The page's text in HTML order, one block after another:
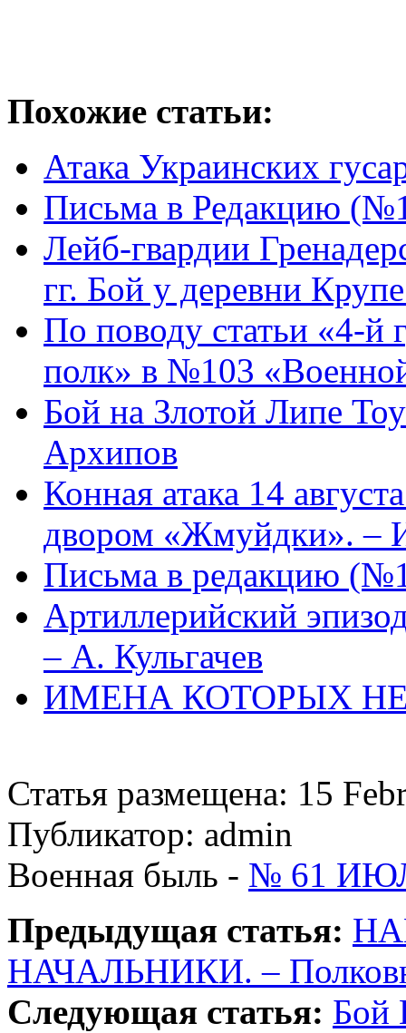
Похожие статьи:
Атака Украинских
Письма в Редакцию
Лейб-гвардии
гг. Бой у деревни
По поводу статьи «4-й
полк» в №103
Бой на Злотой Липе
Архипов
Конная атака 14
двором «Жмуйдки». –
Письма в редакцию
Артиллерийский
– А. Кульгачев
ИМЕНА КОТОРЫХ
Статья размещена: 15
Публикатор: admin
Военная быль - № 61
Предыдущая статья:
НАЧАЛЬНИКИ. –
Следующая статья: Бой